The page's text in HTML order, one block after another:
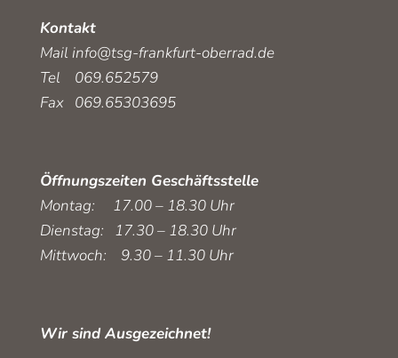
Kontakt
Mail info@tsg-frankfurt-oberrad.de
Tel 069.652579
Fax 069.65303695
Öffnungszeiten Geschäftsstelle
Montag: 17.00 – 18.30 Uhr
Dienstag: 17.30 – 18.30 Uhr
Mittwoch: 9.30 – 11.30 Uhr
Wir sind Ausgezeichnet!